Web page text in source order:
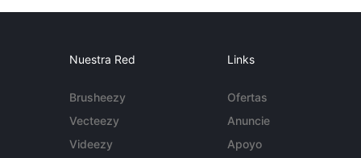
Nuestra Red
Brusheezy
Vecteezy
Videezy
Links
Ofertas
Anuncie
Apoyo